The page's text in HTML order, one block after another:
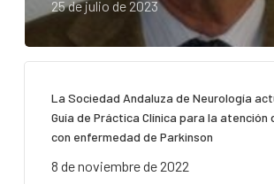
25 de julio de 2023
La Sociedad Andaluza de Neurología
Guía de Práctica Clínica para la atención
con enfermedad de Parkinson
8 de noviembre de 2022